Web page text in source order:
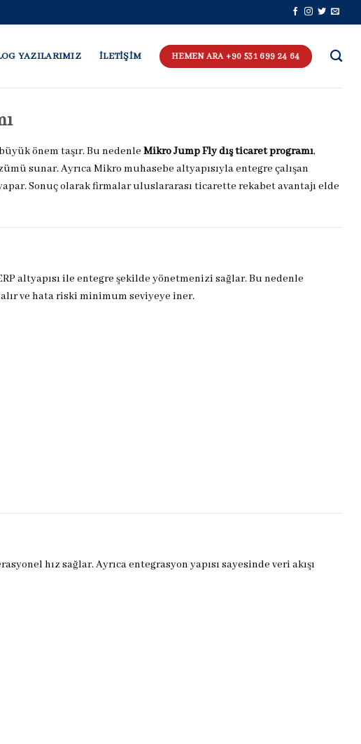
YAZILARIMIZ İLETİŞİM HEMEN ARA +90 531 699 24 64
önem taşır. Bu nedenle Mikro Jump Fly dış ticaret programı,
sunar. Ayrıca Mikro muhasebe altyapısıyla entegre çalışan
Sonuç olarak firmalar uluslararası ticarette rekabet avantajı elde
altyapısı ile entegre şekilde yönetmenizi sağlar. Bu nedenle
ve hata riski minimum seviyeye iner.
hız sağlar. Ayrıca entegrasyon yapısı sayesinde veri akışı